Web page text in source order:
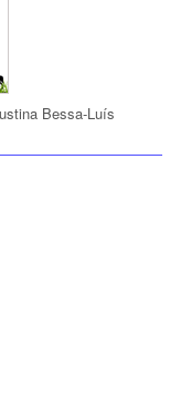
Bessa-Luís